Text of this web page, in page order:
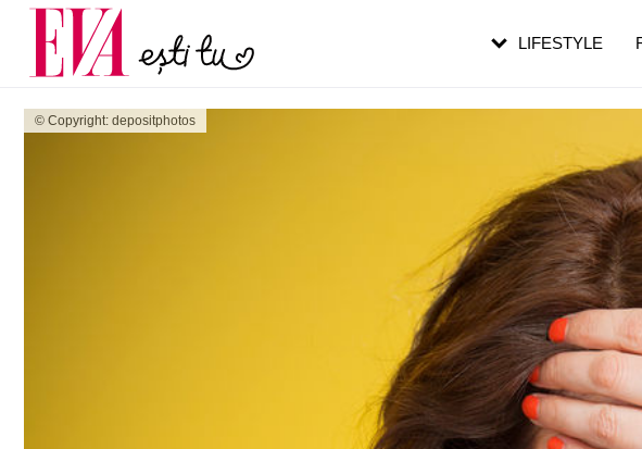
© Copyright: depositphotos
LIFESTYLE
Carieră
Actualitate